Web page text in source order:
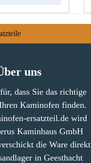
uns
dass Sie das richtige
Kaminofen finden.
ersatzteil.de wird
Kaminhaus GmbH
die Ware direkt
in Geesthacht